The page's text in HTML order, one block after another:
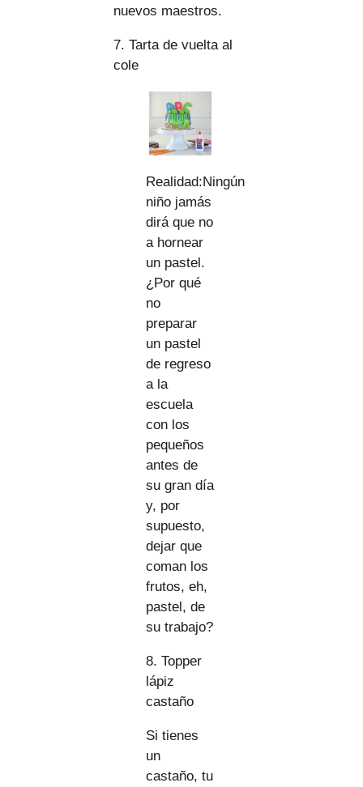
nuevos maestros.
7. Tarta de vuelta al
cole
Realidad:Ningún
niño jamás
dirá que no
a hornear
un pastel.
¿Por qué
no
preparar
un pastel
de regreso
a la
escuela
con los
pequeños
antes de
su gran día
y, por
supuesto,
dejar que
coman los
frutos, eh,
pastel, de
su trabajo?
8. Topper
lápiz
castaño
Si tienes
un
castaño, tu